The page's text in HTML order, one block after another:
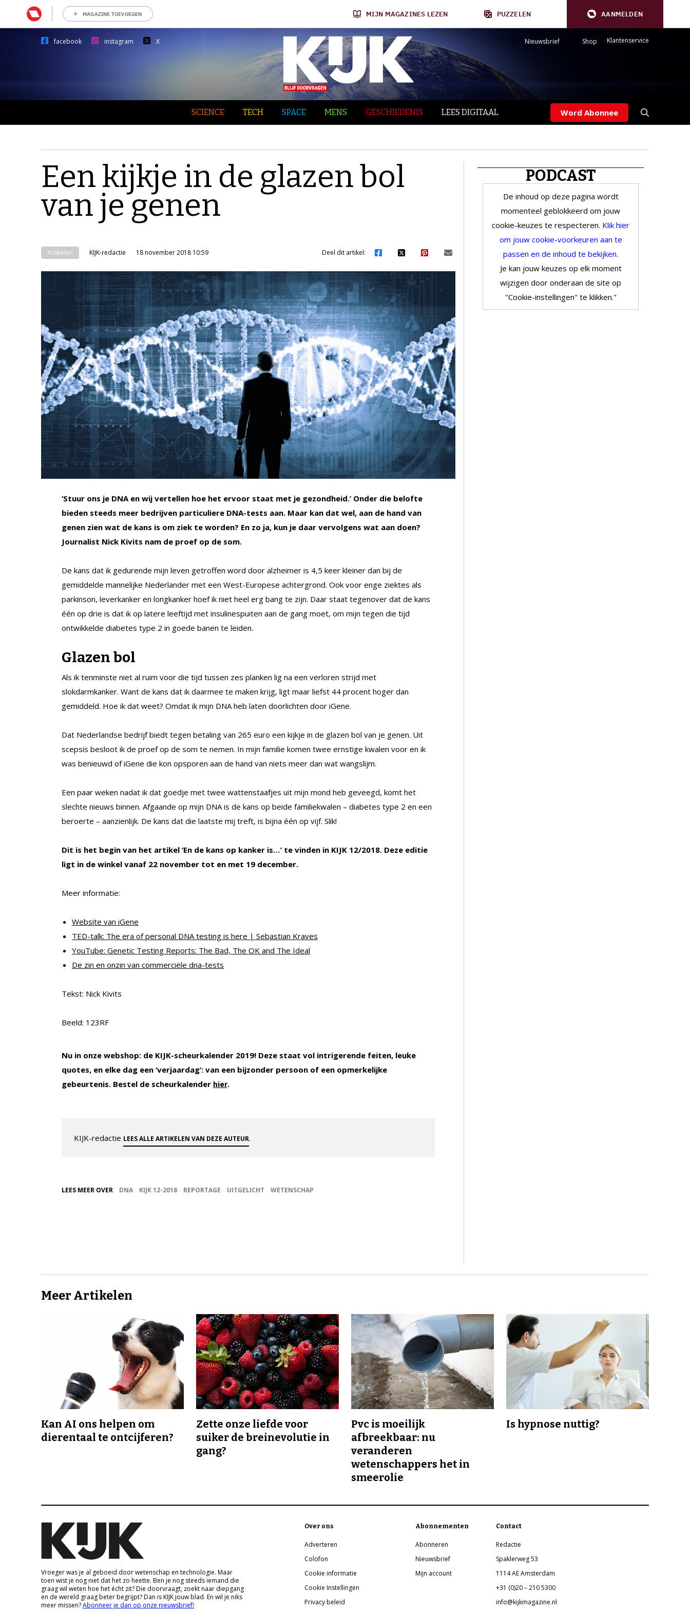
MAGAZINE TOEVOEGEN MIJN MAGAZINES LEZEN PUZZELEN AANMELDEN
facebook instagram X Nieuwsbrief Shop Klantenservice
SCIENCE TECH SPACE MENS GESCHIEDENIS LEES DIGITAAL Word Abonnee
Een kijkje in de glazen bol
van je genen
Artikelen KIJK-redactie 18 november 2018 10:59 Deel dit artikel:
‘Stuur ons je DNA en wij vertellen hoe het ervoor staat met je gezondheid.’ Onder die belofte
bieden steeds meer bedrijven particuliere DNA-tests aan. Maar kan dat wel, aan de hand van
genen zien wat de kans is om ziek te worden? En zo ja, kun je daar vervolgens wat aan doen?
Journalist Nick Kivits nam de proef op de som.
De kans dat ik gedurende mijn leven getroffen word door alzheimer is 4,5 keer kleiner dan bij de
gemiddelde mannelijke Nederlander met een West-Europese achtergrond. Ook voor enge ziektes als
parkinson, leverkanker en longkanker hoef ik niet heel erg bang te zijn. Daar staat tegenover dat de kans
één op drie is dat ik op latere leeftijd met insulinespuiten aan de gang moet, om mijn tegen die tijd
ontwikkelde diabetes type 2 in goede banen te leiden.
Glazen bol
Als ik tenminste niet al ruim voor die tijd tussen zes planken lig na een verloren strijd met
slokdarmkanker. Want de kans dat ik daarmee te maken krijg, ligt maar liefst 44 procent hoger dan
gemiddeld. Hoe ik dat weet? Omdat ik mijn DNA heb laten doorlichten door iGene.
Dat Nederlandse bedrijf biedt tegen betaling van 265 euro een kijkje in de glazen bol van je genen. Uit
scepsis besloot ik de proef op de som te nemen. In mijn familie komen twee ernstige kwalen voor en ik
was benieuwd of iGene die kon opsporen aan de hand van niets meer dan wat wangslijm.
Een paar weken nadat ik dat goedje met twee wattenstaafjes uit mijn mond heb geveegd, komt het
slechte nieuws binnen. Afgaande op mijn DNA is de kans op beide familiekwalen – diabetes type 2 en een
beroerte – aanzienlijk. De kans dat die laatste mij treft, is bijna één op vijf. Slik!
Dit is het begin van het artikel ‘En de kans op kanker is…’ te vinden in KIJK 12/2018. Deze editie
ligt in de winkel vanaf 22 november tot en met 19 december.
Meer informatie:
Website van iGene
TED-talk: The era of personal DNA testing is here | Sebastian Kraves
YouTube: Genetic Testing Reports: The Bad, The OK and The Ideal
De zin en onzin van commerciële dna-tests
Tekst: Nick Kivits
Beeld: 123RF
Nu in onze webshop: de KIJK-scheurkalender 2019! Deze staat vol intrigerende feiten, leuke
quotes, en elke dag een ‘verjaardag’: van een bijzonder persoon of een opmerkelijke
gebeurtenis. Bestel de scheurkalender hier.
KIJK-redactie LEES ALLE ARTIKELEN VAN DEZE AUTEUR.
LEES MEER OVER DNA KIJK 12-2018 REPORTAGE UITGELICHT WETENSCHAP
PODCAST
De inhoud op deze pagina wordt
momenteel geblokkeerd om jouw
cookie-keuzes te respecteren. Klik hier
om jouw cookie-voorkeuren aan te
passen en de inhoud te bekijken.
Je kan jouw keuzes op elk moment
wijzigen door onderaan de site op
"Cookie-instellingen" te klikken."
Meer Artikelen
Kan AI ons helpen om
dierentaal te ontcijferen?
Zette onze liefde voor
suiker de breinevolutie in
gang?
Pvc is moeilijk
afbreekbaar: nu
veranderen
wetenschappers het in
smeerolie
Is hypnose nuttig?
Vroeger was je al geboeid door wetenschap en technologie. Maar
toen wist je nog niet dat het zo heette. Ben je nog steeds iemand die
graag wil weten hoe het écht zit? Die doorvraagt, zoekt naar diepgang
en de wereld graag beter begrijpt? Dan is KIJK jouw blad. En wil je niks
meer missen?Abonneer je dan op onze nieuwsbrief!
Over ons
Adverteren
Colofon
Cookie informatie
Cookie Instellingen
Privacy beleid
Abonnementen
Abonneren
Nieuwsbrief
Mijn account
Contact
Redactie
Spaklerweg 53
1114 AE Amsterdam
+31 (0)20 – 210 5300
info@kijkmagazine.nl